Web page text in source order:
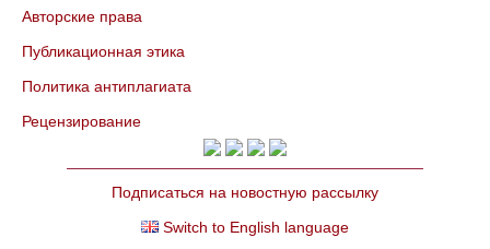
Авторские права
Публикационная этика
Политика антиплагиата
Рецензирование
Подписаться на новостную рассылку
Switch to English language